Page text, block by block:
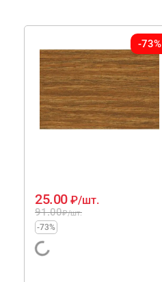
-73%
91.00₽/шт.
25.00 ₽/шт.
-73%